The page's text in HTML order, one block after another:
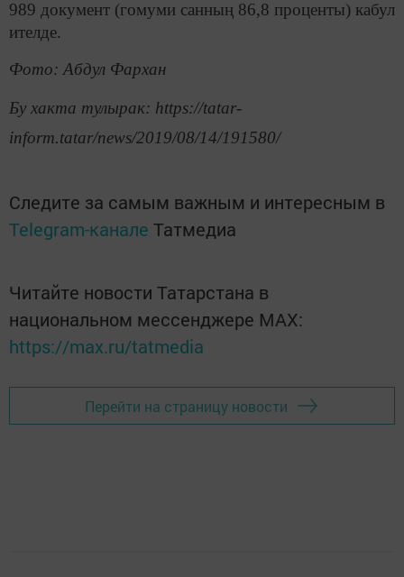
989 документ (гомуми санның 86,8 проценты) кабул
ителде.
Фото: Абдул Фархан
Бу хакта тулырак: https://tatar-
inform.tatar/news/2019/08/14/191580/
Следите за самым важным и интересным в
Telegram-канале Татмедиа
Читайте новости Татарстана в
национальном мессенджере MАХ:
https://max.ru/tatmedia
Перейти на страницу новости